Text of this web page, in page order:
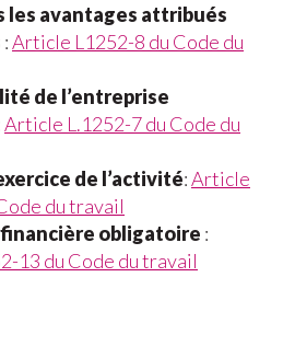
les avantages attribués
:Article L1252-8 du Code du
de l’entreprise
Article L.1252-7 du Code du
de l’activité:Article
du travail
obligatoire :
13 du Code du travail